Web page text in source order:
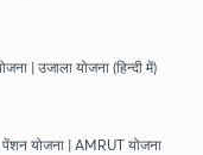
| उजाला योजना (हिन्दी में)
पेंशन योजना | AMRUT योजना